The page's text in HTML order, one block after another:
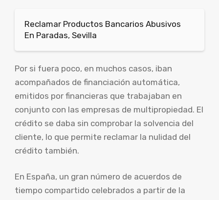
Reclamar Productos Bancarios Abusivos
En Paradas, Sevilla
Por si fuera poco, en muchos casos, iban
acompañados de financiación automática,
emitidos por financieras que trabajaban en
conjunto con las empresas de multipropiedad. El
crédito se daba sin comprobar la solvencia del
cliente, lo que permite reclamar la nulidad del
crédito también.
En España, un gran número de acuerdos de
tiempo compartido celebrados a partir de la